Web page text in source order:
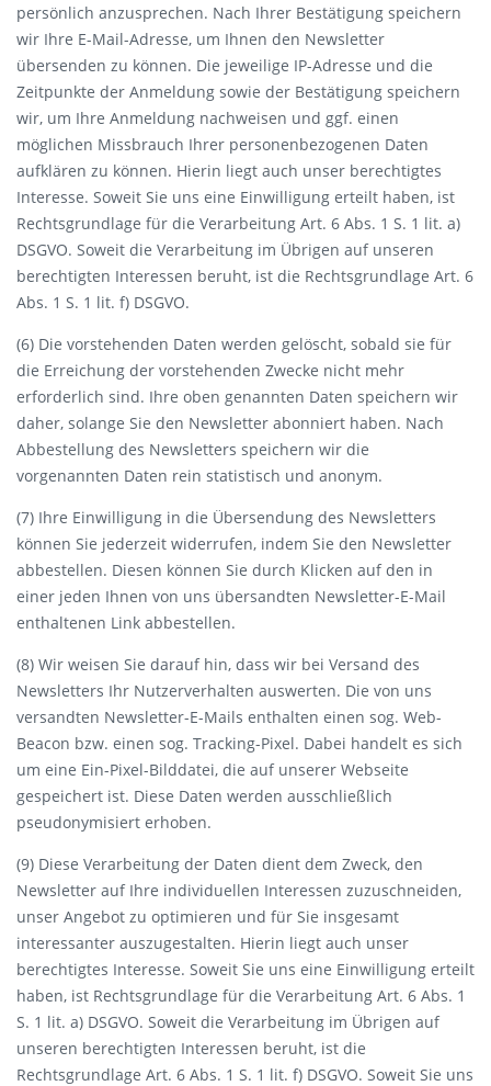
persönlich anzusprechen. Nach Ihrer Bestätigung speichern
wir Ihre E-Mail-Adresse, um Ihnen den Newsletter
übersenden zu können. Die jeweilige IP-Adresse und die
Zeitpunkte der Anmeldung sowie der Bestätigung speichern
wir, um Ihre Anmeldung nachweisen und ggf. einen
möglichen Missbrauch Ihrer personenbezogenen Daten
aufklären zu können. Hierin liegt auch unser berechtigtes
Interesse. Soweit Sie uns eine Einwilligung erteilt haben, ist
Rechtsgrundlage für die Verarbeitung Art. 6 Abs. 1 S. 1 lit. a)
DSGVO. Soweit die Verarbeitung im Übrigen auf unseren
berechtigten Interessen beruht, ist die Rechtsgrundlage Art. 6
Abs. 1 S. 1 lit. f) DSGVO.
(6) Die vorstehenden Daten werden gelöscht, sobald sie für
die Erreichung der vorstehenden Zwecke nicht mehr
erforderlich sind. Ihre oben genannten Daten speichern wir
daher, solange Sie den Newsletter abonniert haben. Nach
Abbestellung des Newsletters speichern wir die
vorgenannten Daten rein statistisch und anonym.
(7) Ihre Einwilligung in die Übersendung des Newsletters
können Sie jederzeit widerrufen, indem Sie den Newsletter
abbestellen. Diesen können Sie durch Klicken auf den in
einer jeden Ihnen von uns übersandten Newsletter-E-Mail
enthaltenen Link abbestellen.
(8) Wir weisen Sie darauf hin, dass wir bei Versand des
Newsletters Ihr Nutzerverhalten auswerten. Die von uns
versandten Newsletter-E-Mails enthalten einen sog. Web-
Beacon bzw. einen sog. Tracking-Pixel. Dabei handelt es sich
um eine Ein-Pixel-Bilddatei, die auf unserer Webseite
gespeichert ist. Diese Daten werden ausschließlich
pseudonymisiert erhoben.
(9) Diese Verarbeitung der Daten dient dem Zweck, den
Newsletter auf Ihre individuellen Interessen zuzuschneiden,
unser Angebot zu optimieren und für Sie insgesamt
interessanter auszugestalten. Hierin liegt auch unser
berechtigtes Interesse. Soweit Sie uns eine Einwilligung erteilt
haben, ist Rechtsgrundlage für die Verarbeitung Art. 6 Abs. 1
S. 1 lit. a) DSGVO. Soweit die Verarbeitung im Übrigen auf
unseren berechtigten Interessen beruht, ist die
Rechtsgrundlage Art. 6 Abs. 1 S. 1 lit. f) DSGVO. Soweit Sie uns